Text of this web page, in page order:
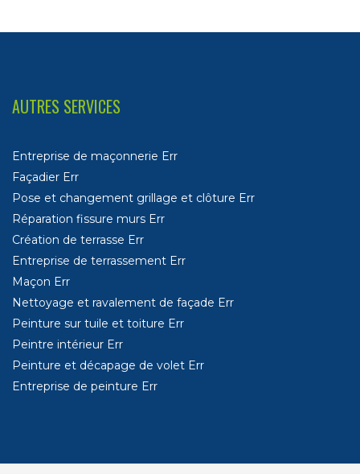
AUTRES SERVICES
Entreprise de maçonnerie Err
Façadier Err
Pose et changement grillage et clôture Err
Réparation fissure murs Err
Création de terrasse Err
Entreprise de terrassement Err
Maçon Err
Nettoyage et ravalement de façade Err
Peinture sur tuile et toiture Err
Peintre intérieur Err
Peinture et décapage de volet Err
Entreprise de peinture Err